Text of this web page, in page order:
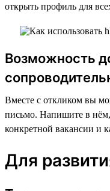
открыть профиль для
Возможность
Вместе с откликом вы
письмо. Напишите в
конкретной вакансии и
Для